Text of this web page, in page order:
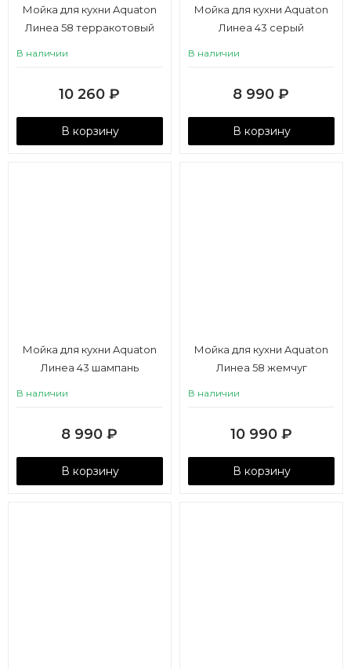
Мойка для кухни Aquaton
Линеа 58 терракотовый
В наличии
10 260 ₽
В корзину
Мойка для кухни Aquaton
Линеа 43 серый
В наличии
8 990 ₽
В корзину
Мойка для кухни Aquaton
Линеа 43 шампань
В наличии
8 990 ₽
В корзину
Мойка для кухни Aquaton
Линеа 58 жемчуг
В наличии
10 990 ₽
В корзину